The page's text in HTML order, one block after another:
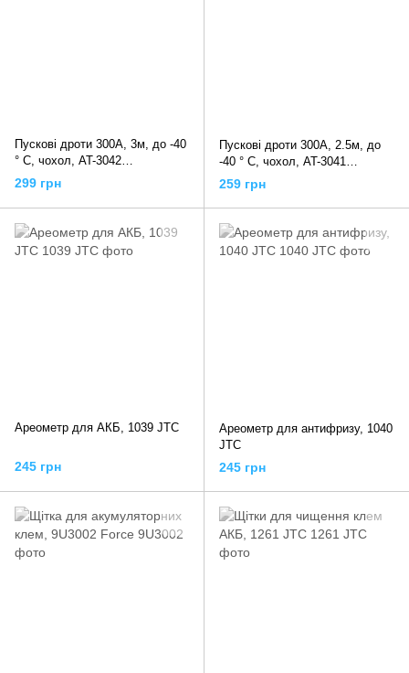
Пускові дроти 300А, 3м, до -40
° C, чохол, AT-3042
INTERTOOL
299 грн
Пускові дроти 300А, 2.5м, до
-40 ° C, чохол, AT-3041
INTERTOOL
259 грн
Ареометр для АКБ, 1039 JTC
245 грн
Ареометр для антифризу, 1040
JTC
245 грн